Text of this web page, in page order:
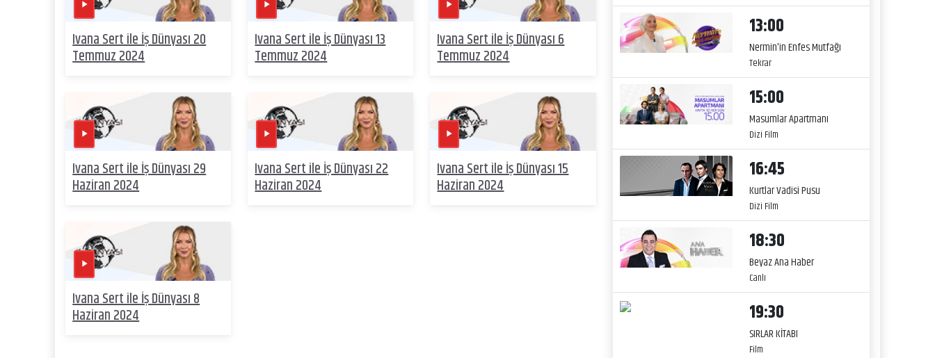
Ivana Sert ile İş Dünyası 20
Temmuz 2024
Ivana Sert ile İş Dünyası 13
Temmuz 2024
Ivana Sert ile İş Dünyası 6
Temmuz 2024
Ivana Sert ile İş Dünyası 29
Haziran 2024
Ivana Sert ile İş Dünyası 22
Haziran 2024
Ivana Sert ile İş Dünyası 15
Haziran 2024
Ivana Sert ile İş Dünyası 8
Haziran 2024
13:00
Nermin'in Enfes Mutfağı
Tekrar
15:00
Masumlar Apartmanı
Dizi Film
16:45
Kurtlar Vadisi Pusu
Dizi Film
18:30
Beyaz Ana Haber
Canlı
19:30
SIRLAR KİTABI
Film